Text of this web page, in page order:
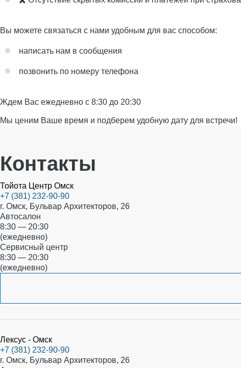
Вы можете связаться с нами удобным для вас способом:
написать нам в сообщения
позвонить по номеру телефона
Ждем Вас ежедневно с 8:30 до 20:30
Мы ценим Ваше время и подберем удобную дату для встречи!
Контакты
Тойота Центр Омск
+7 (381) 232-90-90
г. Омск, Бульвар Архитекторов, 26
Автосалон
8:30 — 20:30
(ежедневно)
Сервисный центр
8:30 — 20:30
(ежедневно)
Лексус - Омск
+7 (381) 232-90-90
г. Омск, Бульвар Архитекторов, 26